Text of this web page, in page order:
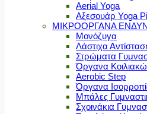
Aerial Yoga
Αξεσουάρ Yoga
ΜΙΚΡΟΟΡΓΑΝΑ
Μονόζυγα
Λάστιχα
Στρώματα
Όργανα
Aerobic Step
Όργανα
Μπάλες
Σχοινάκια